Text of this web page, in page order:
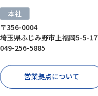
本社
〒356-0004
埼玉県ふじみ野市上福岡5-5-17
049-256-5885
営業拠点について